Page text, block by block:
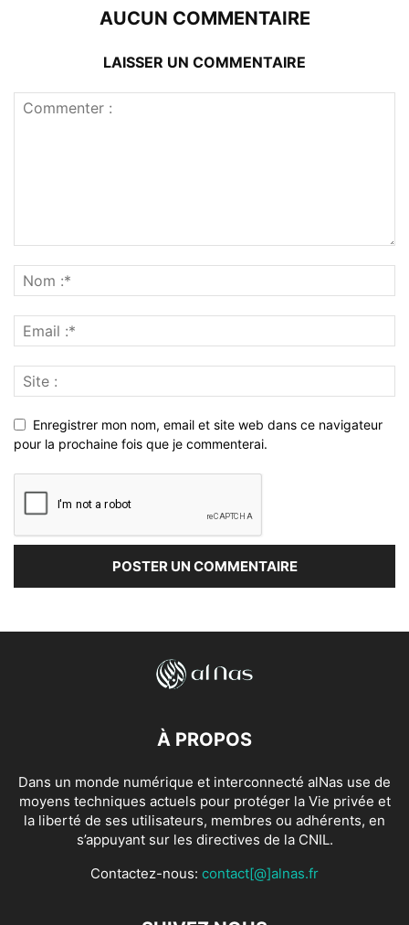
AUCUN COMMENTAIRE
LAISSER UN COMMENTAIRE
Enregistrer mon nom, email et site web dans ce navigateur
pour la prochaine fois que je commenterai.
À PROPOS
Dans un monde numérique et interconnecté alNas use de
moyens techniques actuels pour protéger la Vie privée et
la liberté de ses utilisateurs, membres ou adhérents, en
s’appuyant sur les directives de la CNIL.
Contactez-nous: contact[@]alnas.fr